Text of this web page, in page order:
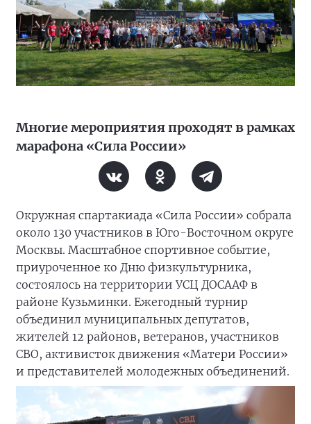
Многие мероприятия проходят в рамках
марафона «Сила России»
Окружная спартакиада «Сила России» собрала
около 130 участников в Юго-Восточном округе
Москвы. Масштабное спортивное событие,
приуроченное ко Дню физкультурника,
состоялось на территории УСЦ ДОСААФ в
районе Кузьминки. Ежегодный турнир
объединил муниципальных депутатов,
жителей 12 районов, ветеранов, участников
СВО, активисток движения «Матери России»
и представителей молодежных объединений.